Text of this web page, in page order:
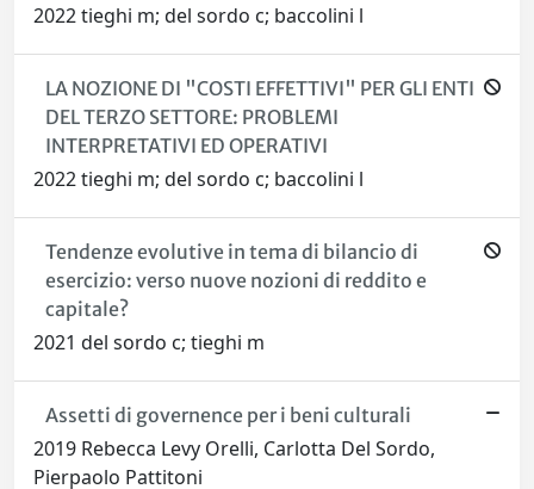
2022 tieghi m; del sordo c; baccolini l
LA NOZIONE DI "COSTI EFFETTIVI" PER GLI ENTI
DEL TERZO SETTORE: PROBLEMI
INTERPRETATIVI ED OPERATIVI
2022 tieghi m; del sordo c; baccolini l
Tendenze evolutive in tema di bilancio di
esercizio: verso nuove nozioni di reddito e
capitale?
2021 del sordo c; tieghi m
Assetti di governence per i beni culturali
2019 Rebecca Levy Orelli, Carlotta Del Sordo,
Pierpaolo Pattitoni